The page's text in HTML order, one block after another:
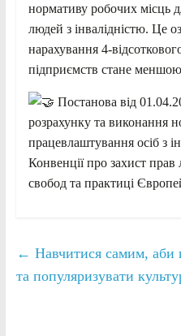
нормативу робочих місць
людей з інвалідністю. Це
нарахування 4-
підприємств стане
Постанова від
розрахунку та виконання
працевлаштування осіб з
Конвенції про захист
свобод та практиці
← Навчитися самим, аби
та популяризувати